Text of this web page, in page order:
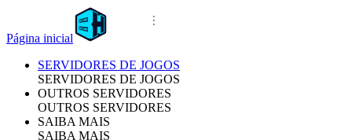
Página inicial
SERVIDORES DE JOGOS
SERVIDORES DE JOGOS
OUTROS SERVIDORES
OUTROS SERVIDORES
SAIBA MAIS
SAIBA MAIS